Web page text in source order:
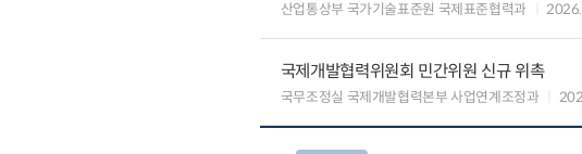
산업통상부 국가기술표준원 국제표준협력과
국제개발협력위원회 민간위원 신규 위촉
국무조정실 국제개발협력본부 사업연계조정과